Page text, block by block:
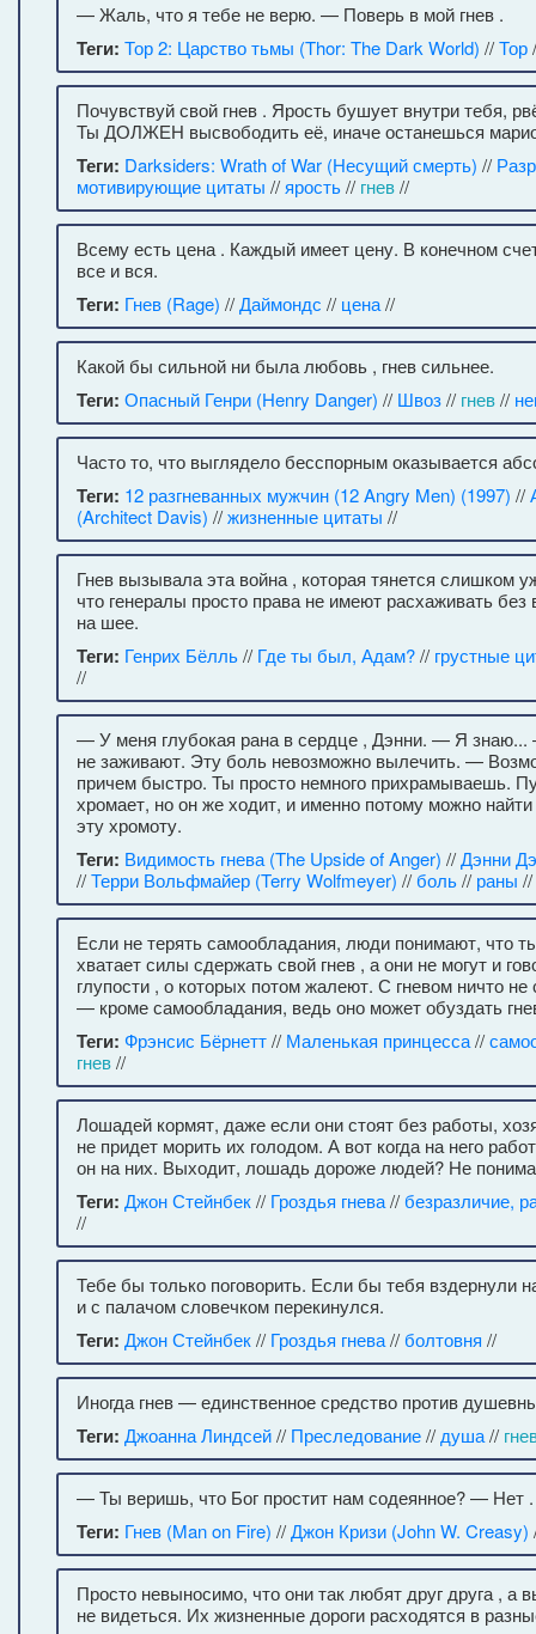
— Жаль, что я тебе не верю. — Поверь в мой гнев .
Теги: Тор 2: Царство тьмы (Thor: The Dark World) //Тор
Почувствуй свой гнев . Ярость бушует внутри тебя,
Ты ДОЛЖЕН высвободить её, иначе останешься
Теги: Darksiders: Wrath of War (Несущий смерть) //
мотивирующие цитаты //ярость// гнев//
Всему есть цена . Каждый имеет цену. В конечном
все и вся.
Теги: Гнев (Rage) //Даймондс // цена//
Какой бы сильной ни была любовь , гнев сильнее.
Теги: Опасный Генри (Henry Danger) // Швоз// гнев//
Часто то, что выглядело бесспорным оказывается
Теги: 12 разгневанных мужчин (12 Angry Men) (1997) //
(Architect Davis) //жизненные цитаты //
Гнев вызывала эта война , которая тянется слишком
что генералы просто права не имеют расхаживать
на шее.
Теги: Генрих Бёлль// Где ты был, Адам?// грустные
//
— У меня глубокая рана в сердце , Дэнни. — Я
не заживают. Эту боль невозможно вылечить. —
причем быстро. Ты просто немного прихрамываешь.
хромает, но он же ходит, и именно потому можно
эту хромоту.
Теги: Видимость гнева (The Upside of Anger) //Дэнни
//Терри Вольфмайер (Terry Wolfmeyer) //боль// раны //
Если не терять самообладания, люди понимают, что
хватает силы сдержать свой гнев , а они не могут и
глупости , о которых потом жалеют. С гневом ничто не
— кроме самообладания, ведь оно может обуздать
Теги: Фрэнсис Бёрнетт// Маленькая принцесса//
гнев//
Лошадей кормят, даже если они стоят без работы,
не придет морить их голодом. А вот когда на него
он на них. Выходит, лошадь дороже людей? Не
Теги: Джон Стейнбек// Гроздья гнева//безразличие,
//
Тебе бы только поговорить. Если бы тебя вздернули
и с палачом словечком перекинулся.
Теги: Джон Стейнбек// Гроздья гнева//болтовня //
Иногда гнев — единственное средство против
Теги: Джоанна Линдсей// Преследование// душа//
— Ты веришь, что Бог простит нам содеянное? —
Теги: Гнев (Man on Fire) //Джон Кризи (John W. Creasy)
Просто невыносимо, что они так любят друг друга , а
не видеться. Их жизненные дороги расходятся в